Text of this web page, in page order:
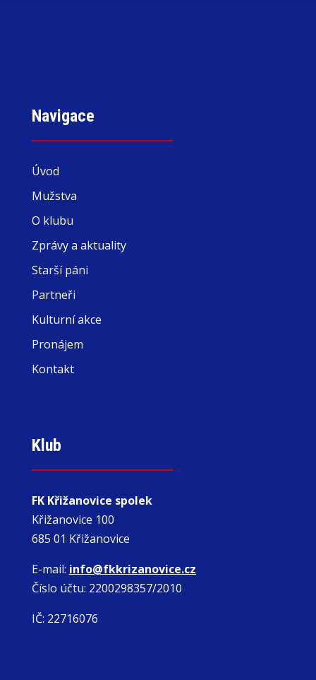
Navigace
Úvod
Mužstva
O klubu
Zprávy a aktuality
Starší páni
Partneři
Kulturní akce
Pronájem
Kontakt
Klub
FK Křižanovice spolek
Křižanovice 100
685 01 Křižanovice
E-mail: info@fkkrizanovice.cz
Číslo účtu: 2200298357/2010
IČ: 22716076